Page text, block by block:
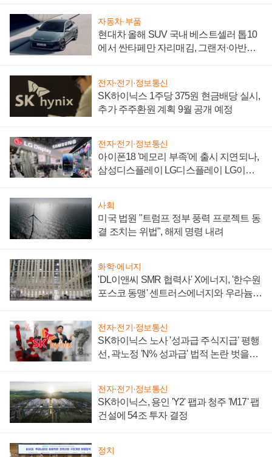
자동차·부품
현대차 올해 SUV 국내 베스트셀러 톱10
에서 싼타페만 자리매김, 그랜저·아반떼
전자·전기·정보통신
SK하이닉스 1주당 375원 현금배당 실시,
추가 주주환원 계획 9월 공개 예정
전자·전기·정보통신
아이폰18 '메모리 부족'에 출시 지연되나,
삼성디스플레이 LG디스플레이 LG이노
사회
미국 법원 "트럼프 정부 풍력 프로젝트 동
결 조치는 위법", 해제 명령 내려
화학·에너지
'DL이앤씨 SMR 협력사' X에너지, '한수원
포스코 동맹' 센트러스에너지와 우라늄
전자·전기·정보통신
SK하이닉스 노사 '성과급 주식지급' 평행
선, 곽노정 'N% 성과급' 법적 논란 벗을지
전자·전기·정보통신
SK하이닉스, 용인 'Y2' 팹과 청주 'M17' 팹
건설에 54조 투자 결정
정치